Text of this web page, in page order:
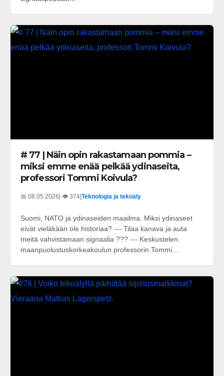
# 77 | Näin opin rakastamaan pommia –
miksi emme enää pelkää ydinaseita,
professori Tommi Koivula?
📅 08.05.2026 | 👁️ 374 Teknologia ja tekoäly
Suomi, NATO ja ydinaseiden maailma. Miksi ydinaseet
eivät vieläkään ole historiaa? --- Tilaa kanava ja auta
meitä vahvistamaan signaalia ??? --- Keskustelen
maanpuolustuskorkeakoulun professorin Tommi...